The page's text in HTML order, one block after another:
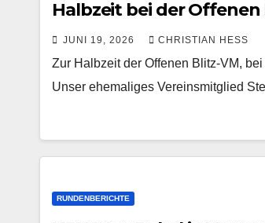
Halbzeit bei der Offenen
JUNI 19, 2026 CHRISTIAN HESS
Zur Halbzeit der Offenen Blitz-VM,
Unser ehemaliges Vereinsmitglied
RUNDENBERICHTE